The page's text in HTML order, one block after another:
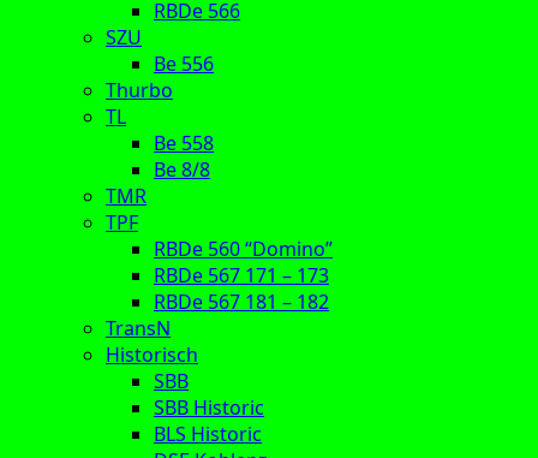
RBDe 566
SZU
Be 556
Thurbo
TL
Be 558
Be 8/8
TMR
TPF
RBDe 560 “Domino”
RBDe 567 171 – 173
RBDe 567 181 – 182
TransN
Historisch
SBB
SBB Historic
BLS Historic